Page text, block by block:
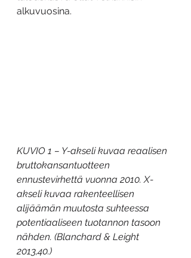
alkuvuosina.
KUVIO 1 – Y-akseli kuvaa reaalisen
bruttokansantuotteen
ennustevirhettä vuonna 2010. X-
akseli kuvaa rakenteellisen
alijäämän muutosta suhteessa
potentiaaliseen tuotannon tasoon
nähden. (Blanchard & Leight
2013,40.)